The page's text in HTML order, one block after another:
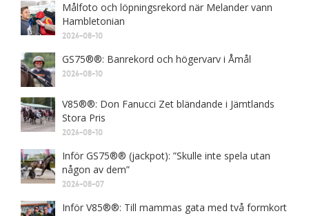
Målfoto och löpningsrekord när Melander vann
Hambletonian
2026-08-10
GS75®®: Banrekord och högervarv i Åmål
2026-08-10
V85®®: Don Fanucci Zet bländande i Jämtlands
Stora Pris
2026-08-10
Inför GS75®® (jackpot): ”Skulle inte spela utan
någon av dem”
2026-08-07
Inför V85®®: Till mammas gata med två formkort